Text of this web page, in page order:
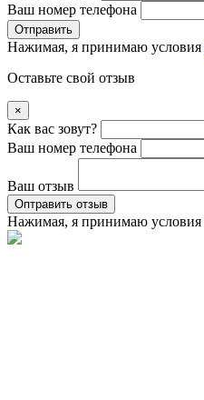
Ваш номер телефона
Отправить
Нажимая, я принимаю условия
Оставьте свой отзыв
×
Как вас зовут?
Ваш номер телефона
Ваш отзыв
Оптравить отзыв
Нажимая, я принимаю условия